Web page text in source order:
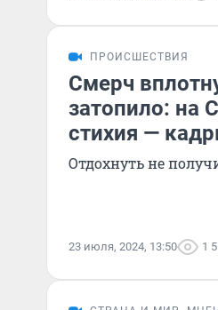
ПРОИСШЕСТВИЯ
Смерч
затопило: на
стихия —
Отдохнуть не
23 июля, 2024, 13:50 1